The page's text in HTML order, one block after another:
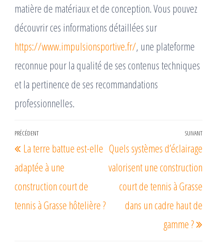
matière de matériaux et de conception. Vous pouvez
découvrir ces informations détaillées sur
https://www.impulsionsportive.fr/, une plateforme
reconnue pour la qualité de ses contenus techniques
et la pertinence de ses recommandations
professionnelles.
Navigation
de
l’article
Article
précédent
PRÉCÉDENT
La terre battue est-elle
adaptée à une
construction court de
tennis à Grasse hôtelière ?
SUIVANT
Quels systèmes d’éclairage
valorisent une construction
court de tennis à Grasse
dans un cadre haut de
gamme ?